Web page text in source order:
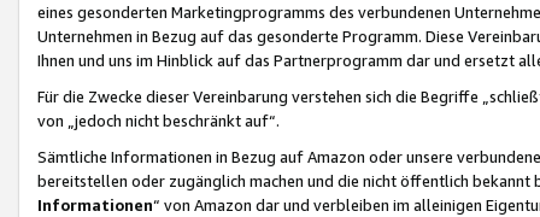
eines gesonderten Marketingprogramms des verbundenen
Unternehmen in Bezug auf das gesonderte Programm. Diese
Ihnen und uns im Hinblick auf das Partnerprogramm dar und ersetzt
Für die Zwecke dieser Vereinbarung verstehen sich die Begriffe
von „jedoch nicht beschränkt auf“.
Sämtliche Informationen in Bezug auf Amazon oder unsere
bereitstellen oder zugänglich machen und die nicht öffentlich
Informationen“ von Amazon dar und verbleiben im alleinigen